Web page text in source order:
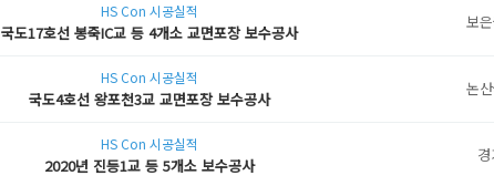
HS Con 시공실적
국도17호선 봉죽IC교 등 4개소 교면포장 보수공사
보
HS Con 시공실적
국도4호선 왕포천3교 교면포장 보수공사
논
HS Con 시공실적
2020년 진등1교 등 5개소 보수공사